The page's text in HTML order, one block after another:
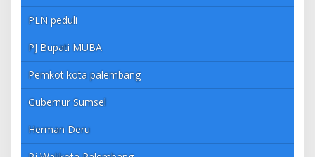
PLN peduli
PJ Bupati MUBA
Pemkot kota palembang
Gubernur Sumsel
Herman Deru